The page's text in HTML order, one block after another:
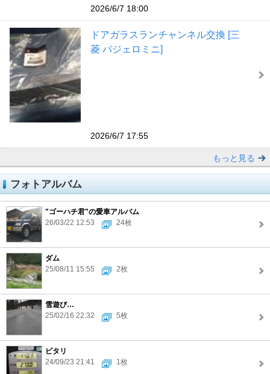
2026/6/7 18:00
ドアガラスランチャンネル交換 [三
菱 パジェロミニ]
2026/6/7 17:55
もっと見る
フォトアルバム
"ゴーハチ君"の愛車アルバム
26/03/22 12:53
24枚
ダム
25/08/11 15:55
2枚
雪遊び…
25/02/16 22:32
5枚
ピタリ
24/09/23 21:41
1枚